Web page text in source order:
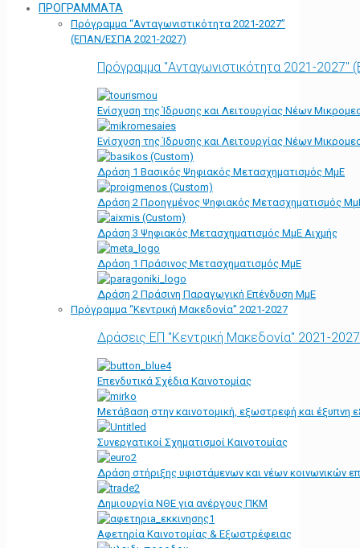
ΠΡΟΓΡΑΜΜΑΤΑ
Πρόγραμμα “Ανταγωνιστικότητα 2021-2027”
(ΕΠΑΝ/ΕΣΠΑ 2021-2027)
Πρόγραμμα "Ανταγωνιστικότητα 2021-
Ενίσχυση της Ίδρυσης και Λειτουργίας Νέων
Ενίσχυση της Ίδρυσης και Λειτουργίας Νέων
Δράση 1 Βασικός Ψηφιακός Μετασχηματισμός ΜμΕ
Δράση 2 Προηγμένος Ψηφιακός Μετασχηματισμός
Δράση 3 Ψηφιακός Μετασχηματισμός ΜμΕ Αιχμής
Δράση 1 Πράσινος Μετασχηματισμός ΜμΕ
Δράση 2 Πράσινη Παραγωγική Επένδυση ΜμΕ
Πρόγραμμα “Κεντρική Μακεδονία” 2021-2027
Δράσεις ΕΠ "Κεντρική Μακεδονία" 2021-2027
Επενδυτικά Σχέδια Καινοτομίας
Μετάβαση στην καινοτομική, εξωστρεφή και έξυπνη
Συνεργατικοί Σχηματισμοί Καινοτομίας
Δράση στήριξης υφιστάμενων και νέων κοινωνικών
Δημιουργία ΝΘΕ για ανέργους ΠΚΜ
Αφετηρία Kαινοτομίας & Εξωστρέφειας